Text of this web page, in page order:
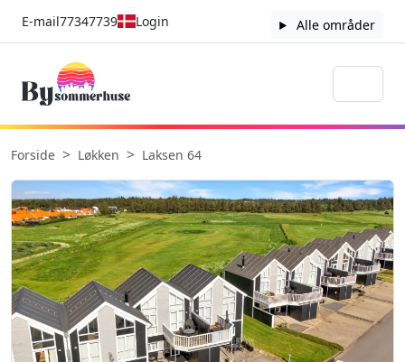
E-mail77347739 Login Alle områder
Forside Løkken Laksen 64